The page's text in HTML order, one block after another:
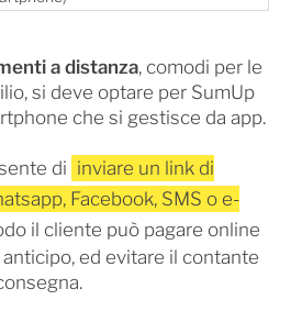
a distanza, comodi per le
si deve optare per SumUp
che si gestisce da app.
di inviare un link di
Facebook, SMS o e-
il cliente può pagare online
anticipo, ed evitare il contante